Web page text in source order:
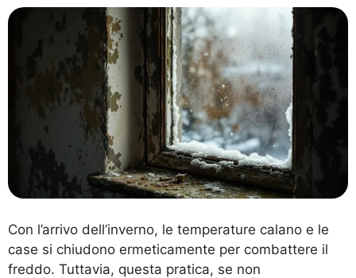
Con l’arrivo dell’inverno, le temperature calano e le
case si chiudono ermeticamente per combattere il
freddo. Tuttavia, questa pratica, se non